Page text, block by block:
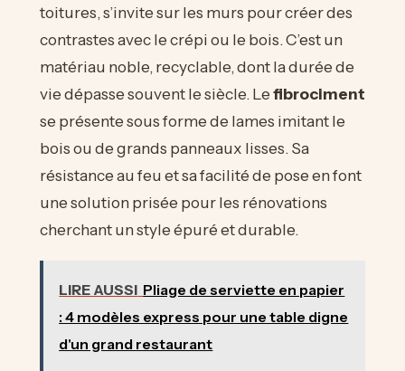
toitures, s’invite sur les murs pour créer des
contrastes avec le crépi ou le bois. C’est un
matériau noble, recyclable, dont la durée de
vie dépasse souvent le siècle. Lefibrociment
se présente sous forme de lames imitant le
bois ou de grands panneaux lisses. Sa
résistance au feu et sa facilité de pose en font
une solution prisée pour les rénovations
cherchant un style épuré et durable.
LIRE AUSSI Pliage de serviette en papier
: 4 modèles express pour une table digne
d'un grand restaurant